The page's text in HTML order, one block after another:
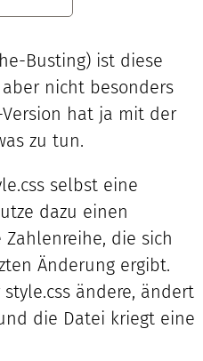
Busting) ist diese
nicht besonders
Version hat ja mit der
zu tun.
selbst eine
dazu einen
die sich
Änderung ergibt.
ändere, ändert
die Datei kriegt eine